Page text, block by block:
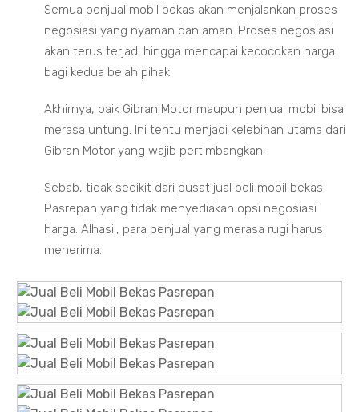
Semua penjual mobil bekas akan menjalankan proses
negosiasi yang nyaman dan aman. Proses negosiasi
akan terus terjadi hingga mencapai kecocokan harga
bagi kedua belah pihak.
Akhirnya, baik Gibran Motor maupun penjual mobil bisa
merasa untung. Ini tentu menjadi kelebihan utama dari
Gibran Motor yang wajib pertimbangkan.
Sebab, tidak sedikit dari pusat jual beli mobil bekas
Pasrepan yang tidak menyediakan opsi negosiasi
harga. Alhasil, para penjual yang merasa rugi harus
menerima.